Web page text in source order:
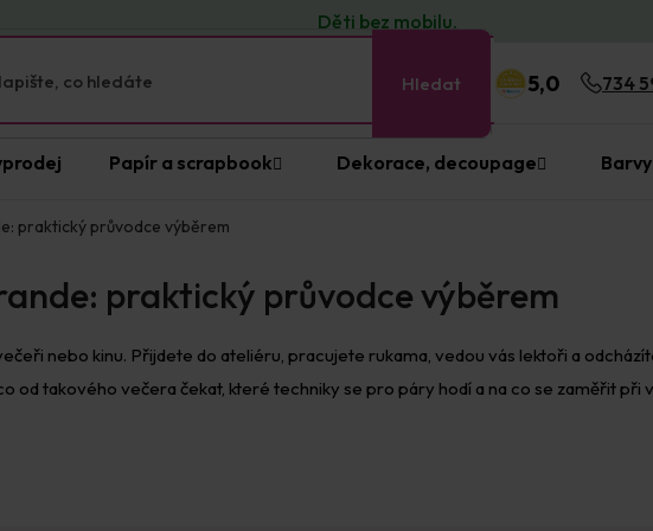
Děti bez mobilu.
Hledat 5,0 734
Papír a scrapbook Dekorace, decoupage
praktický průvodce výběrem
praktický průvodce výběrem
nebo kinu. Přijdete do ateliéru, pracujete rukama, vedou vás lektoři a
od takového večera čekat, které techniky se pro páry hodí a na co se zaměřit při